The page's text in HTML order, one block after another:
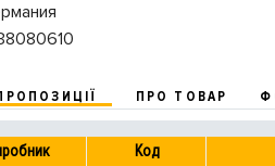
ПРО ТОВАР
Код